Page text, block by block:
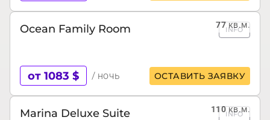
77кв.м.
Ocean Family Room INFO
от 1083 $ / ночь ОСТАВИТЬ ЗАЯВКУ
110кв.м.
Marina Deluxe Suite INFO